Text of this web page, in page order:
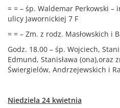
= = – śp. Waldemar Perkowski –
ulicy Jawornickiej 7 F
= = – Zm. z rodz. Masłowskich i
Godz. 18.00 – śp. Wojciech,
Edmund, Stanisława (ona),oraz
Świergielów, Andrzejewskich i
Niedziela 24 kwietnia